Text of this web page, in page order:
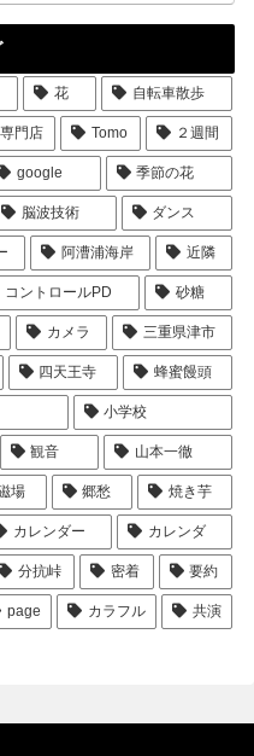
花 自転車散歩
門店 Tomo ２週間
google 季節の花
脳波技術 ダンス
阿漕浦海岸 近隣
コントロールPD 砂糖
カメラ 三重県津市
四天王寺 蜂蜜饅頭
小学校
観音 山本一徹
場 郷愁 焼き芋
カレンダー カレンダ
分抗峠 密着 要約
page カラフル 共演